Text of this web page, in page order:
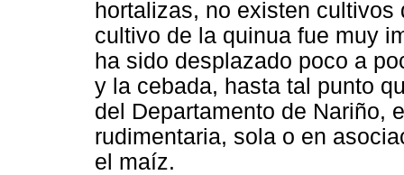
hortalizas, no existen
cultivo de la quinua fue muy
ha sido desplazado poco a
y la cebada, hasta tal punto
del Departamento de Nariño,
rudimentaria, sola o en
el maíz.